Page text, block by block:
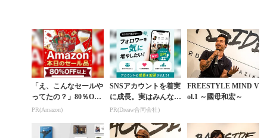
「え、こんなセールや
ってたの？」80％OFF
以上が続々登場！Am
PR(Amazon)
SNSアカウントを着実
に成長。実はみんなコ
コ使ってます。
PR(Dreaw合同会社)
FREESTYLE MIND V
ol.1 ～國母和宏～